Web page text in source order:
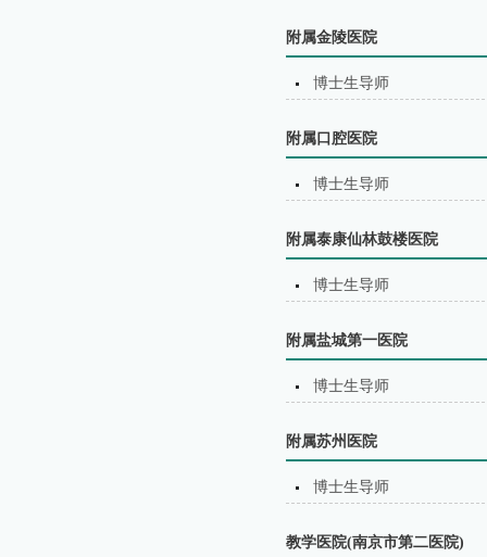
附属金陵医院
博士生导师
附属口腔医院
博士生导师
附属泰康仙林鼓楼医院
博士生导师
附属盐城第⼀医院
博士生导师
附属苏州医院
博士生导师
教学医院(南京市第二医院)